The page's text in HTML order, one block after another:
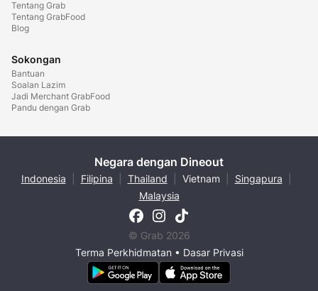
Tentang Grab
Tentang GrabFood
Blog
Sokongan
Bantuan
Soalan Lazim
Jadi Merchant GrabFood
Pandu dengan Grab
Negara dengan Dineout
Indonesia Filipina Thailand Vietnam Singapura
Malaysia
© Grab 2026
Terma Perkhidmatan• Dasar Privasi